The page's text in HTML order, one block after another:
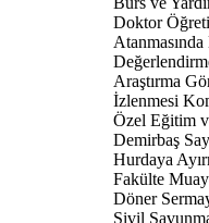
Doktor
Araştırma
İzlenmesi
Özel Eğitim
Demirbaş
Hurdaya
Fakülte
Döner
Sivil